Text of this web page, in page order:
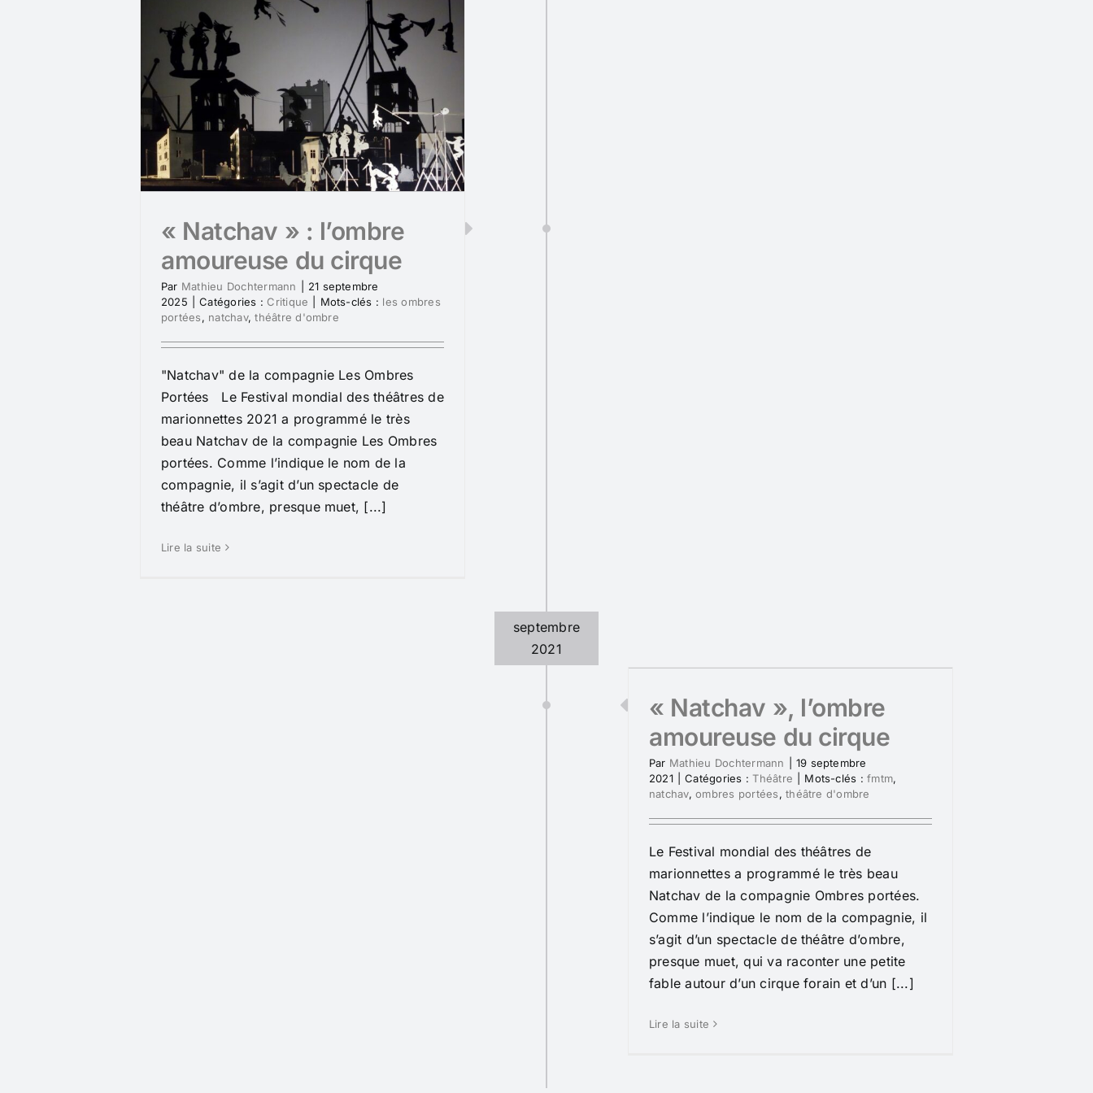
« Natchav » : l’ombre
amoureuse du cirque
Par Mathieu Dochtermann
21 septembre
2025
Catégories : Critique Mots-clés : les ombres
portées, natchav,théâtre d'ombre
"Natchav" de la compagnie Les Ombres
Portées Le Festival mondial des théâtres de
marionnettes 2021 a programmé le très
beau Natchav de la compagnie Les Ombres
portées. Comme l’indique le nom de la
compagnie, il s’agit d’un spectacle de
théâtre d’ombre, presque muet, [...]
Lire la suite
septembre
2021
« Natchav », l’ombre
amoureuse du cirque
Par Mathieu Dochtermann
19 septembre
2021
Catégories :Théâtre Mots-clés :fmtm,
natchav,ombres portées,théâtre d'ombre
Le Festival mondial des théâtres de
marionnettes a programmé le très beau
Natchav de la compagnie Ombres portées.
Comme l’indique le nom de la compagnie, il
s’agit d’un spectacle de théâtre d’ombre,
presque muet, qui va raconter une petite
fable autour d’un cirque forain et d’un [...]
Lire la suite